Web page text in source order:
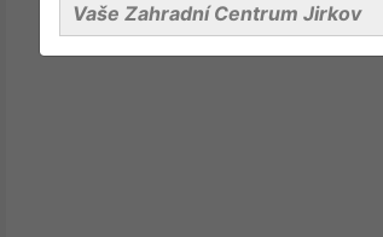
Vaše Zahradní Centrum Jirkov